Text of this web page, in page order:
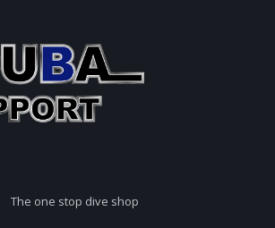
The one stop dive shop